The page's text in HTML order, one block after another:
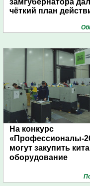
замгубернатора дал
чёткий план
На конкурс
«Профессионалы-
могут закупить
оборудование